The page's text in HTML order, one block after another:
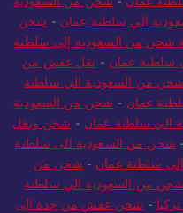
الي سلطنة عمان - شحن
شحن من السعودية إلى سلطنة
سلطنة عمان - نقل عفش من
من السعودية الي سلطنة
عمان - شحن من السعودية
الي سلطنة عمان - شحن ونقل
- شحن من السعودية الى سلطنة
سلطنة عمان - شحن من
من السعودية الي سلطنة
- شحن عفش من جدة الى